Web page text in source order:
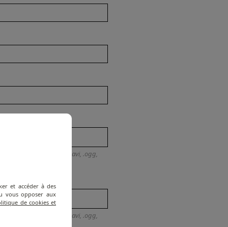
.docx, .ppt, .pptx, .odt, .avi, .ogg,
.docx, .ppt, .pptx, .odt, .avi, .ogg,
et accéder à des
vous opposer aux
de cookies et